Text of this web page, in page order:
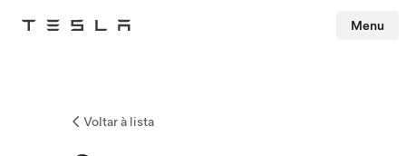
Tesla Menu
Voltar à lista